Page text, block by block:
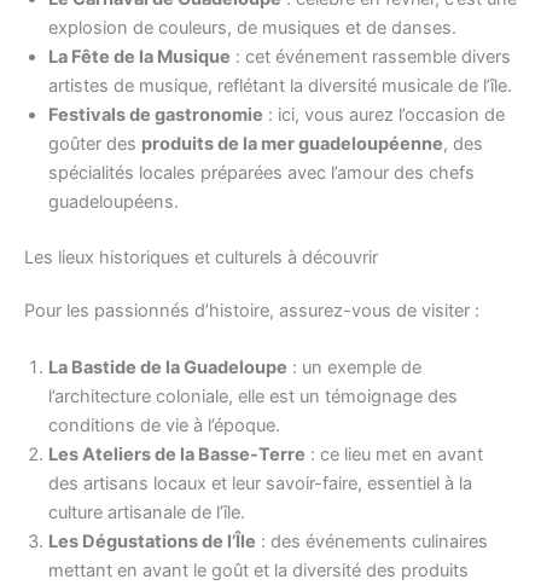
explosion de couleurs, de musiques et de danses.
La Fête de la Musique : cet événement rassemble divers
artistes de musique, reflétant la diversité musicale de l’île.
Festivals de gastronomie : ici, vous aurez l’occasion de
goûter des produits de la mer guadeloupéenne, des
spécialités locales préparées avec l’amour des chefs
guadeloupéens.
Les lieux historiques et culturels à découvrir
Pour les passionnés d’histoire, assurez-vous de visiter :
La Bastide de la Guadeloupe : un exemple de
l’architecture coloniale, elle est un témoignage des
conditions de vie à l’époque.
Les Ateliers de la Basse-Terre : ce lieu met en avant
des artisans locaux et leur savoir-faire, essentiel à la
culture artisanale de l’île.
Les Dégustations de l’Île : des événements culinaires
mettant en avant le goût et la diversité des produits